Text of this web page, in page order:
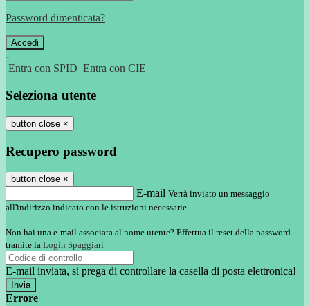
Password dimenticata?
-
Entra con SPID Entra con CIE
Seleziona utente
button close ×
Recupero password
button close ×
E-mail Verrà inviato un messaggio
all'indirizzo indicato con le istruzioni necessarie.
Non hai una e-mail associata al nome utente? Effettua il reset della password
tramite la Login Spaggiari
E-mail inviata, si prega di controllare la casella di posta elettronica!
Errore